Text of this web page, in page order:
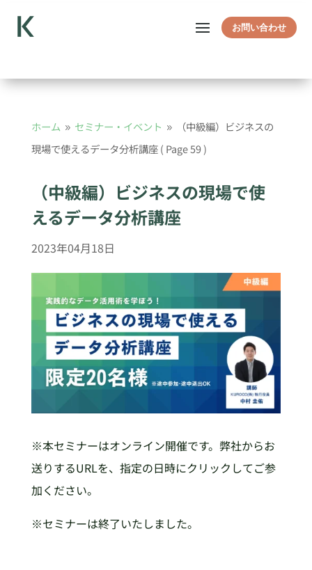
お問い合わせ
ホーム 9 セミナー・イベント 9
（中級編）ビジネスの
現場で使えるデータ分析講座( Page 59 )
（中級編）ビジネスの現場で使
えるデータ分析講座
2023年04月18日
※本セミナーはオンライン開催です。弊社からお
送りするURLを、指定の日時にクリックしてご参
加ください。
※セミナーは終了いたしました。